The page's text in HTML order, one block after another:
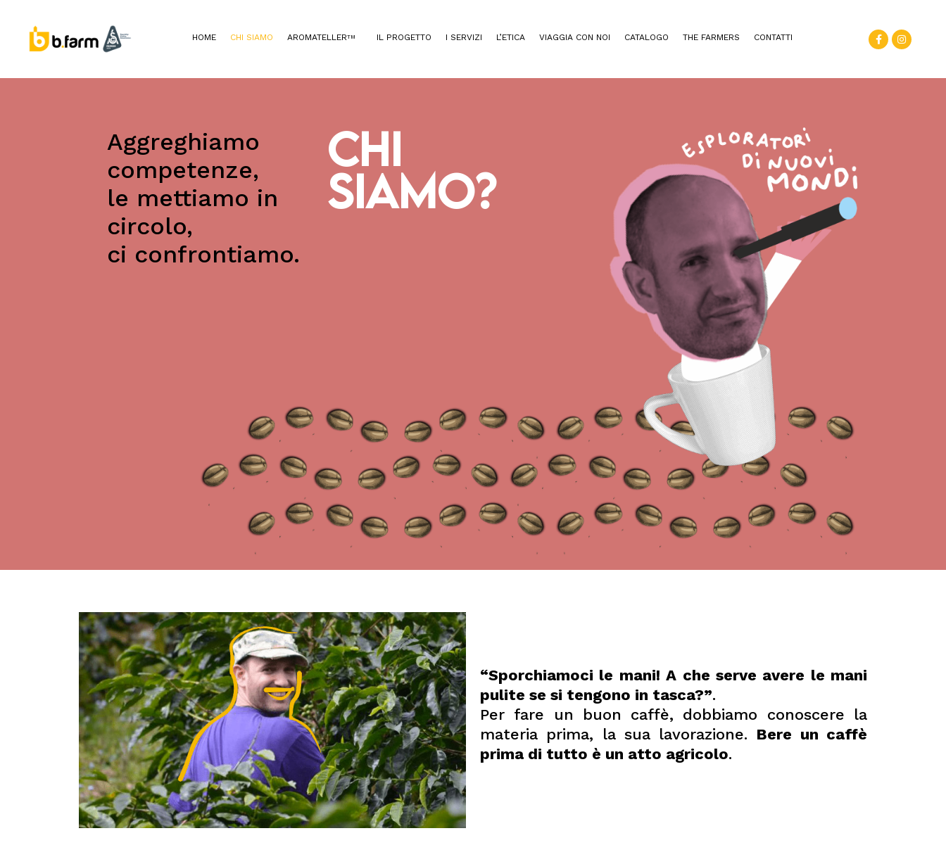
HOME CHI SIAMO AROMATELLERTM IL PROGETTO I SERVIZI L’ETICA VIAGGIA CON NOI CATALOGO THE FARMERS CONTATTI
Aggreghiamo
competenze,
le mettiamo in
circolo,
ci confrontiamo.
CHI
SIAMO?
“Sporchiamoci le mani! A che serve avere le mani
pulite se si tengono in tasca?”.
Per fare un buon caffè, dobbiamo conoscere la
materia prima, la sua lavorazione. Bere un caffè
prima di tutto è un atto agricolo.